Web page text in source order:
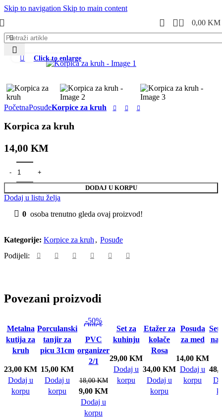
Skip to navigation Skip to main content
0 0,00 KM
Click to enlarge
PočetnaPosuđeKorpice za kruh
Korpica za kruh
14,00 KM
DODAJ U KORPU
Dodaj u listu želja
0 osoba trenutno gleda ovaj proizvod!
Kategorije: Korpice za kruh , Posuđe
Podijeli:
Povezani proizvodi
Quick
view
Dodaj u
Metalna
kutija za
kruh
23,00 KM
Dodaj u
korpu
Quick view
Dodaj u listu
želja
Porculanski
tanjir za
picu 31cm
15,00 KM
Dodaj u
korpu
-50%
Quick
view
Dodaj u
listu želja
PVC
organizer
2/1
18,00KM
9,00 KM
Dodaj u
korpu
Quick
view
listu želja
Set za
kuhinju
29,00 KM
Dodaj u
korpu
Quick
view
Dodaj u
Etažer za
kolače
Rosa
34,00 KM
Dodaj u
korpu
Quick
view
listu želja
Posuda
za med
14,00 KM
Dodaj u
korpu
Set
na